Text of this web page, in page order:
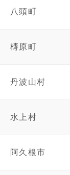
八頭町
梼原町
丹波山村
水上村
阿久根市